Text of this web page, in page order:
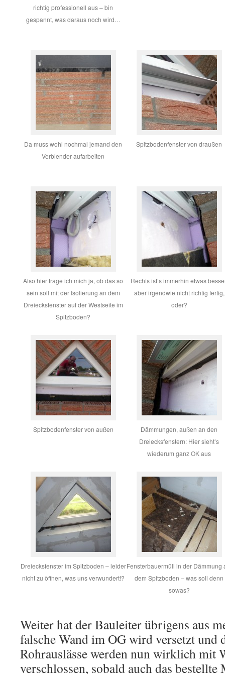
richtig professionell aus – bin
gespannt, was daraus noch wird…
Da muss wohl nochmal jemand den
Verblender aufarbeiten
Spitzbodenfenster von draußen
Also hier frage ich mich ja, ob das so
sein soll mit der Isolierung an dem
Dreiecksfenster auf der Westseite im
Spitzboden?
Rechts ist’s immerhin etwas
aber irgendwie nicht richtig fertig,
oder?
Spitzbodenfenster von außen
Dämmungen, außen an den
Dreiecksfenstern: Hier sieht’s
wiederum ganz OK aus
Dreiecksfenster im Spitzboden – leider
nicht zu öffnen, was uns verwundert!?
Fensterbauermüll in der Dämmung
dem Spitzboden – was soll denn
sowas?
Weiter hat der Bauleiter übrigens aus
falsche Wand im OG wird versetzt und
Rohrauslässe werden nun wirklich mit
verschlossen, sobald auch das